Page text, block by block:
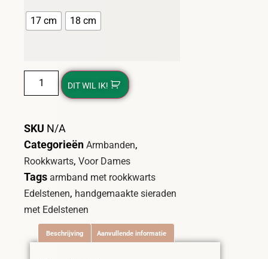
17 cm 18 cm
DIT WIL IK!
SKU N/A
Categorieën Armbanden,
Rookkwarts, Voor Dames
Tags armband met rookkwarts
Edelstenen, handgemaakte sieraden
met Edelstenen
Beschrijving Aanvullende informatie